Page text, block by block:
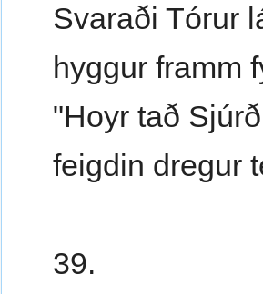
Svaraði Tórur
hyggur framm
"Hoyr tað
feigdin dregur
39.